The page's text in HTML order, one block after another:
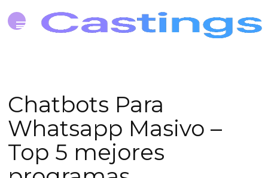
Chatbots Para
Whatsapp Masivo –
Top 5 mejores